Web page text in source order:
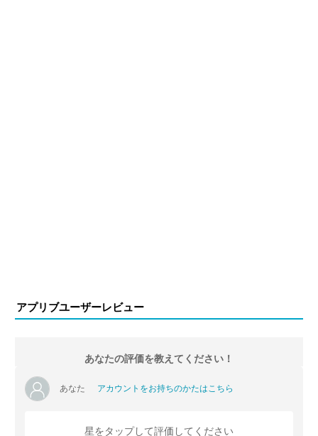
アプリブユーザーレビュー
あなたの評価を教えてください！
あなた アカウントをお持ちのかたはこちら
星をタップして評価してください